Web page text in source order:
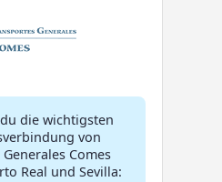
die wichtigsten
von
Comes
Real und Sevilla: